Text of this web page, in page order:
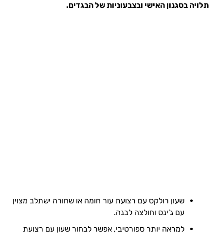
תלויה בסגנון האישי ובצבעוניות של הבגדים.
שעון רולקס עם רצועת עור חומה או שחורה ישתלב מצוין
עם ג'ינס וחולצה לבנה.
למראה יותר ספורטיבי, אפשר לבחור שעון עם רצועת